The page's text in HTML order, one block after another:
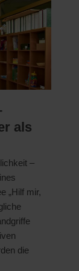
als
–
„Hilf mir,
die